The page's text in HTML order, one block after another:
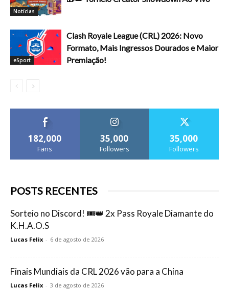
Notícias
eSport
Clash Royale League (CRL) 2026: Novo
Formato, Mais Ingressos Dourados e Maior
Premiação!
182,000
Fans
35,000
Followers
35,000
Followers
POSTS RECENTES
Sorteio no Discord! 🎟️👑 2x Pass Royale Diamante do
K.H.A.O.S
Lucas Felix - 6 de agosto de 2026
Finais Mundiais da CRL 2026 vão para a China
Lucas Felix - 3 de agosto de 2026